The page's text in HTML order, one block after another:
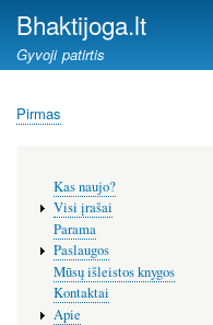
Bhaktijoga.lt
Gyvoji patirtis
Kelias
Pirmas
meniu
Kas naujo?
Visi įrašai
Parama
Paslaugos
Mūsų išleistos knygos
Kontaktai
Apie